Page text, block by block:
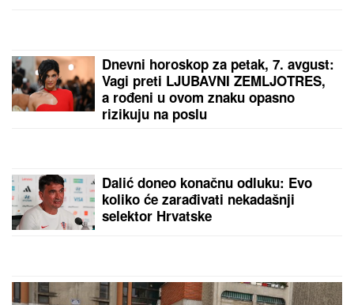
Dnevni horoskop za petak, 7. avgust:
Vagi preti LJUBAVNI ZEMLJOTRES,
a rođeni u ovom znaku opasno
rizikuju na poslu
Dalić doneo konačnu odluku: Evo
koliko će zarađivati nekadašnji
selektor Hrvatske